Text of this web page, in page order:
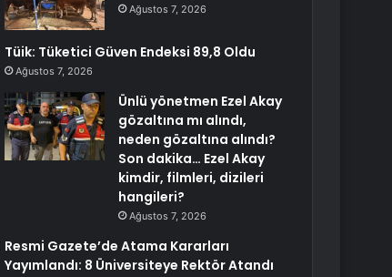
Ağustos 7, 2026
Tüik: Tüketici Güven Endeksi 89,8 Oldu
Ağustos 7, 2026
Ünlü yönetmen Ezel Akay
gözaltına mı alındı,
neden gözaltına alındı?
Son dakika… Ezel Akay
kimdir, filmleri, dizileri
hangileri?
Ağustos 7, 2026
Resmi Gazete’de Atama Kararları
Yayımlandı: 8 Üniversiteye Rektör Atandı